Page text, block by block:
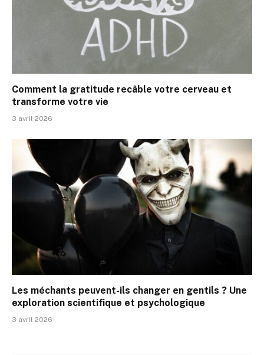
Comment la gratitude recâble votre cerveau et
transforme votre vie
3 avril 2026
Les méchants peuvent-ils changer en gentils ? Une
exploration scientifique et psychologique
3 avril 2026